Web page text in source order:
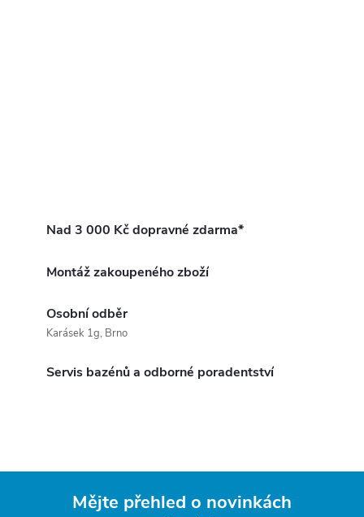
Nad 3 000 Kč dopravné zdarma*
Montáž zakoupeného zboží
Osobní odběr
Karásek 1g, Brno
Servis bazénů a odborné poradentství
Mějte přehled o novinkách